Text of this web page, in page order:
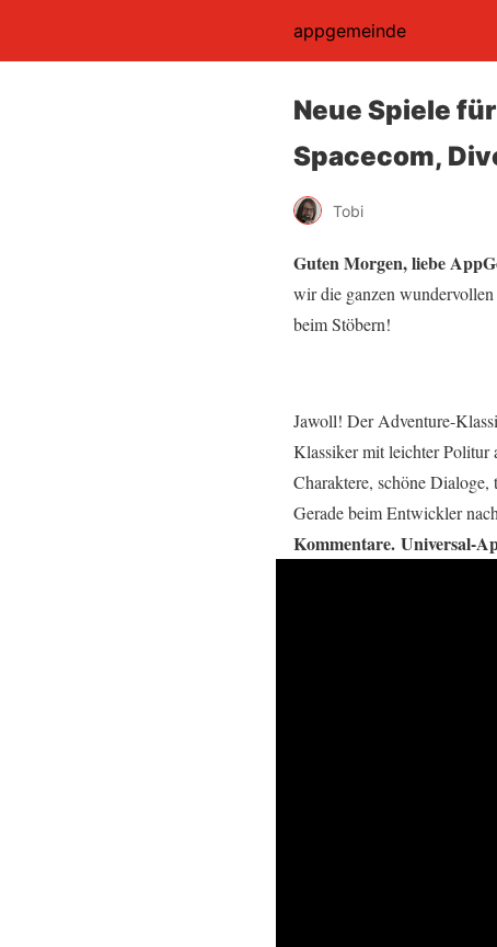
appgemeinde
Neue Spiele
Spacecom,
Tobi
Guten Morgen, liebe
wir die ganzen
beim Stöbern!
Jawoll! Der Adventure-
Klassiker mit leichter Politur
Charaktere, schöne
Gerade beim Entwickler
Kommentare. Universal-